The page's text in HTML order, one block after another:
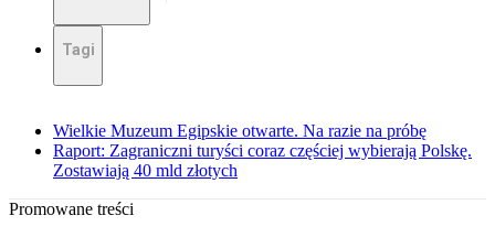
Tagi
Wielkie Muzeum Egipskie otwarte. Na razie na próbę
Raport: Zagraniczni turyści coraz częściej wybierają Polskę.
Zostawiają 40 mld złotych
Promowane treści